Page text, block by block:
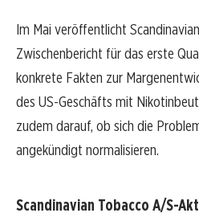
Im Mai veröffentlicht
Zwischenbericht für das erste
konkrete Fakten zur
des US-Geschäfts mit
zudem darauf, ob sich die
angekündigt normalisieren.
Scandinavian Tobacco A/S-